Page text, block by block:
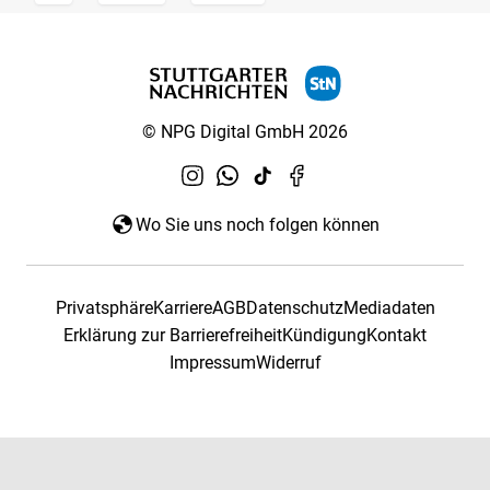
© NPG Digital GmbH 2026
Wo Sie uns noch folgen können
PrivatsphäreKarriereAGBDatenschutzMediadaten
Erklärung zur BarrierefreiheitKündigungKontakt
ImpressumWiderruf